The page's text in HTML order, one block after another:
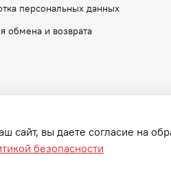
персональных данных
обмена и возврата
сайт, вы даете согласие на
безопасности